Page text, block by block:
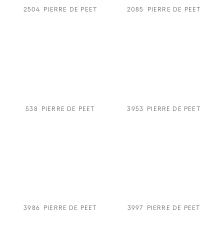
2504 PIERRE DE PEET 2085 PIERRE DE PEET
538 PIERRE DE PEET 3953 PIERRE DE PEET
3986 PIERRE DE PEET 3997 PIERRE DE PEET